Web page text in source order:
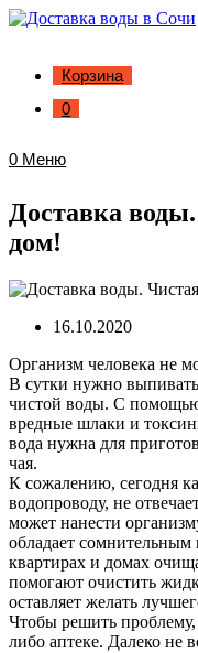
Корзина
0
0 Меню
Доставка
дом!
16.10.2020
Организм человека не
В сутки нужно
чистой воды. С помощью
вредные шлаки и
вода нужна для
чая.
К сожалению, сегодня
водопроводу, не
может нанести
обладает
квартирах и домах
помогают очистить
оставляет желать
Чтобы решить
либо аптеке. Далеко не